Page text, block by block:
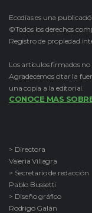
Ecodías es una
©Todos los derechos
Registro de propiedad
Los artículos firmados
Agradecemos citar la
una copia a la editorial.
CONOCE MAS
> Directora
Valeria Villagra
> Secretario de redacción
Pablo Bussetti
> Diseño gráfico
Rodrigo Galán